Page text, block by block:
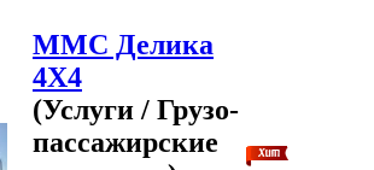
ММС Делика
4Х4
(Услуги / Грузо-
пассажирские